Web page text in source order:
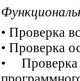
• Проверка
• Проверка
•